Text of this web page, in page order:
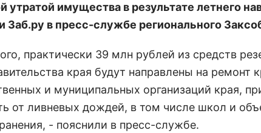
утратой имущества в результате летнего
Заб.ру в пресс-службе регионального
практически 39 млн рублей из средств
края будут направлены на ремонт
и муниципальных организаций края,
от ливневых дождей, в том числе школ и
- пояснили в пресс-службе.